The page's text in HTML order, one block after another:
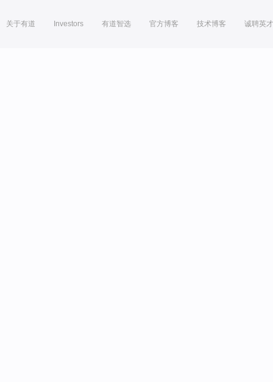
关于有道 Investors 有道智选 官方博客 技术博客 诚聘英才